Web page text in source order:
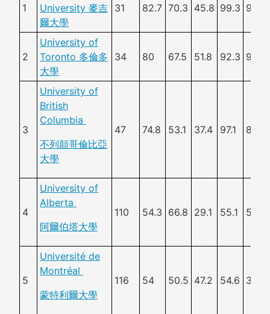
1
University 麥吉
爾大學
31 82.7 70.3 45.8 99.3 96.8
2
University of
Toronto 多倫多
大學
34 80 67.5 51.8 92.3 94.1
3
University of
British
Columbia
不列顛哥倫比亞
大學
47 74.8 53.1 37.4 97.1 89.6
4
University of
Alberta
阿爾伯塔大學
110 54.3 66.8 29.1 55.1 53.6
5
Université de
Montréal
蒙特利爾大學
116 54 50.5 47.2 54.6 37.7